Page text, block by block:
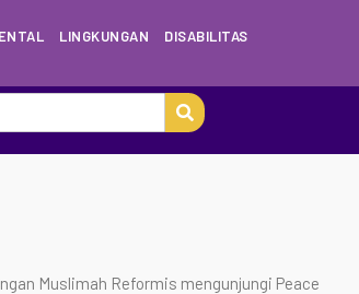
LINGKUNGAN DISABILITAS
Muslimah Reformis mengunjungi Peace